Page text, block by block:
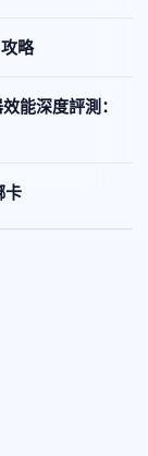
略
能深度評測：
卡